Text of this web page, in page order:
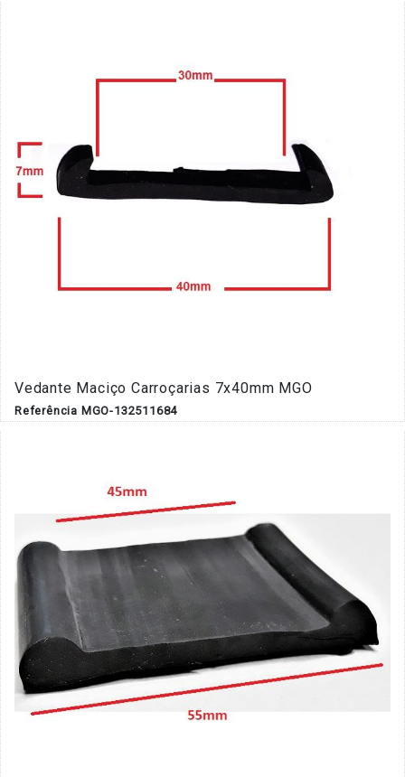
Vedante Maciço Carroçarias 7x40mm MGO
Referência MGO-132511684